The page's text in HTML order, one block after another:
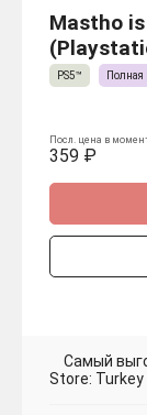
Mastho
PS5™ Полная
Посл. цена в
359 ₽
Самый
Store: